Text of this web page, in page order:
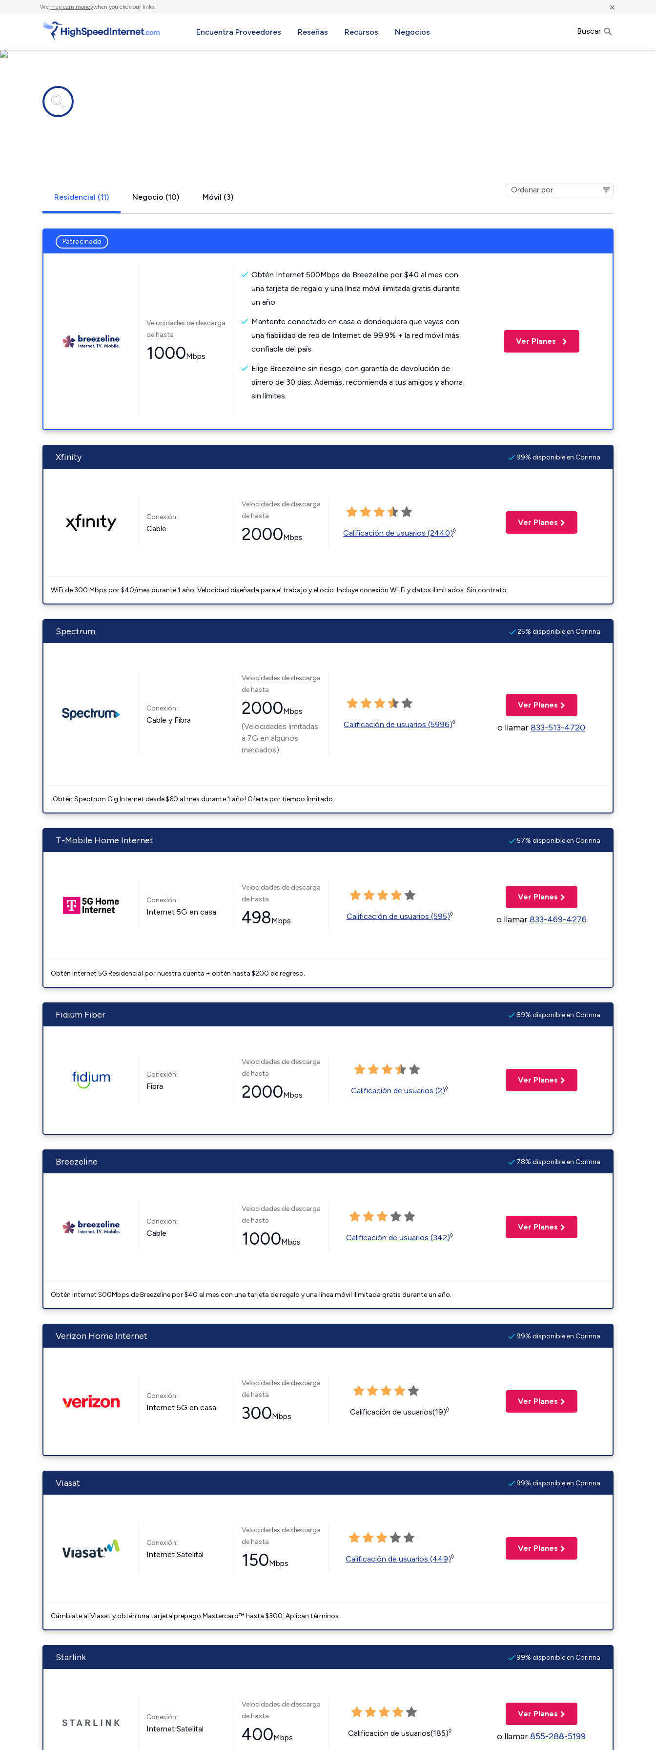
We may earn moneywhen you click our links. ×
Encuentra Proveedores Reseñas Recursos Negocios Buscar
Residencial (11) Negocio (10) Móvil (3)
Patrocinado
Velocidades de descarga
de hasta
1000Mbps
Obtén Internet 500Mbps de Breezeline por $40 al mes con
una tarjeta de regalo y una línea móvil ilimitada gratis durante
un año.
Mantente conectado en casa o dondequiera que vayas con
una fiabilidad de red de Internet de 99.9% + la red móvil más
confiable del país.
Elige Breezeline sin riesgo, con garantía de devolución de
dinero de 30 días. Además, recomienda a tus amigos y ahorra
sin límites.
Ver Planes
Xfinity 99% disponible en Corinna
Conexión:
Cable
Velocidades de descarga
de hasta
2000Mbps Calificación de usuarios (2440)◊
Ver Planes
WiFi de 300 Mbps por $40/mes durante 1 año. Velocidad diseñada para el trabajo y el ocio. Incluye conexión Wi-Fi y datos ilimitados. Sin contrato.
Spectrum 25% disponible en Corinna
Conexión:
Cable y Fibra
Velocidades de descarga
de hasta
2000Mbps
(Velocidades limitadas
a 7G en algunos
mercados)
Calificación de usuarios (5996)◊
Ver Planes
o llamar833-513-4720
¡Obtén Spectrum Gig Internet desde $60 al mes durante 1 año! Oferta por tiempo limitado.
T-Mobile Home Internet 57% disponible en Corinna
Conexión:
Internet 5G en casa
Velocidades de descarga
de hasta
498Mbps Calificación de usuarios (595)◊
Ver Planes
o llamar833-469-4276
Obtén Internet 5G Residencial por nuestra cuenta + obtén hasta $200 de regreso.
Fidium Fiber 89% disponible en Corinna
Conexión:
Fibra
Velocidades de descarga
de hasta
2000Mbps Calificación de usuarios (2)◊
Ver Planes
Breezeline 78% disponible en Corinna
Conexión:
Cable
Velocidades de descarga
de hasta
1000Mbps Calificación de usuarios (342)◊
Ver Planes
Obtén Internet 500Mbps de Breezeline por $40 al mes con una tarjeta de regalo y una línea móvil ilimitada gratis durante un año.
Verizon Home Internet 99% disponible en Corinna
Conexión:
Internet 5G en casa
Velocidades de descarga
de hasta
300Mbps Calificación de usuarios(19)◊
Ver Planes
Viasat 99% disponible en Corinna
Conexión:
Internet Satelital
Velocidades de descarga
de hasta
150Mbps Calificación de usuarios (449)◊
Ver Planes
Cámbiate al Viasat y obtén una tarjeta prepago Mastercard™ hasta $300. Aplican términos.
Starlink 99% disponible en Corinna
Conexión:
Internet Satelital
Velocidades de descarga
de hasta
400Mbps Calificación de usuarios(185)◊
Ver Planes
o llamar855-288-5199